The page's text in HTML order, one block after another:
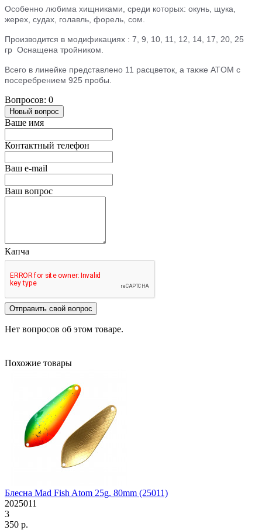
Особенно любима хищниками, среди которых: окунь, щука,
жерех, судах, голавль, форель, сом.
Производится в модификациях : 7, 9, 10, 11, 12, 14, 17, 20, 25
гр Оснащена тройником.
Всего в линейке представлено 11 расцветок, а также ATOM с
посеребрением 925 пробы.
Вопросов: 0
Новый вопрос
Ваше имя
Контактный телефон
Ваш e-mail
Ваш вопрос
Капча
Отправить свой вопрос
Нет вопросов об этом товаре.
Похожие товары
Блесна Mad Fish Atom 25g, 80mm (25011)
2025011
3
350 р.